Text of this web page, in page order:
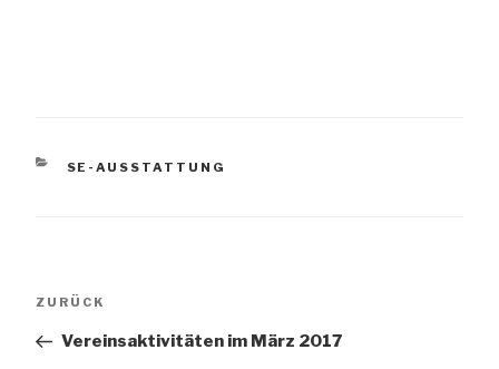
KATEGORIEN
SE-AUSSTATTUNG
Vorheriger
ZURÜCK
Vereinsaktivitäten im März 2017